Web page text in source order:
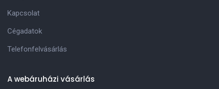
Kapcsolat
Cégadatok
Telefonfelvásárlás
A webáruházi vásárlás